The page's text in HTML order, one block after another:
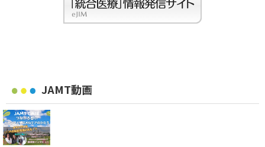
JAMT動画